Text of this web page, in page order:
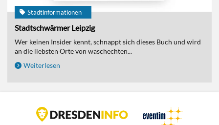
Stadtinformationen
Stadtschwärmer Leipzig
Wer keinen Insider kennt, schnappt sich dieses Buch und wird
an die liebsten Orte von waschechten...
Weiterlesen